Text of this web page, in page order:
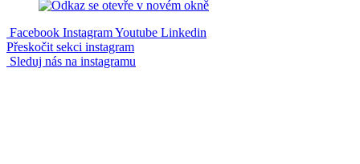
Facebook InstagramYoutube Linkedin
Přeskočit sekci instagram
Sleduj nás na instagramu